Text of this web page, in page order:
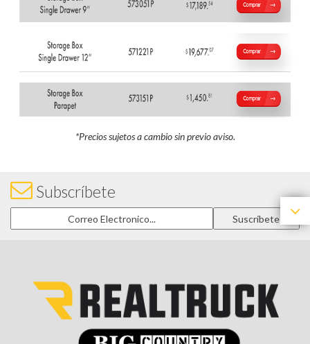
*Precios sujetos a cambio sin previo aviso.
Subscríbete